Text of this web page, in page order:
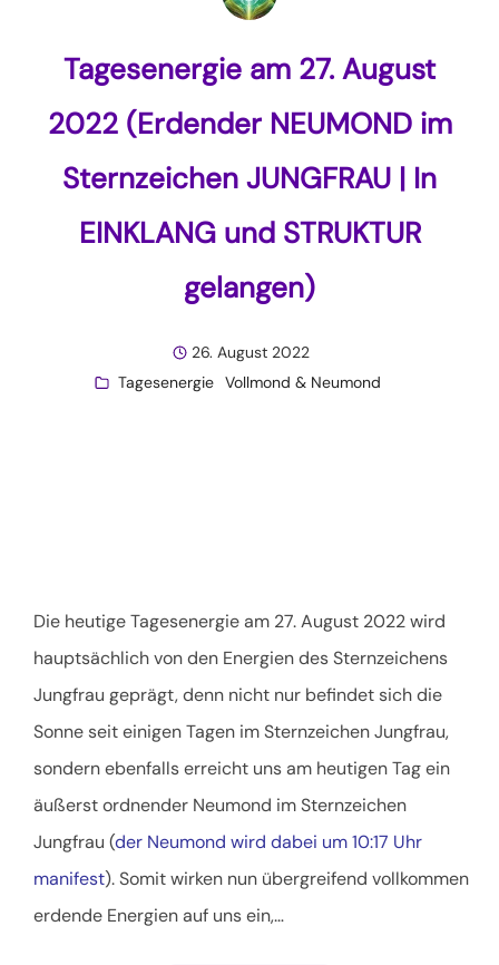
Tagesenergie am 27. August
2022 (Erdender NEUMOND im
Sternzeichen JUNGFRAU | In
EINKLANG und STRUKTUR
gelangen)
26. August 2022
Tagesenergie Vollmond & Neumond
Die heutige Tagesenergie am 27. August 2022 wird
hauptsächlich von den Energien des Sternzeichens
Jungfrau geprägt, denn nicht nur befindet sich die
Sonne seit einigen Tagen im Sternzeichen Jungfrau,
sondern ebenfalls erreicht uns am heutigen Tag ein
äußerst ordnender Neumond im Sternzeichen
Jungfrau (der Neumond wird dabei um 10:17 Uhr
manifest). Somit wirken nun übergreifend vollkommen
erdende Energien auf uns ein,…